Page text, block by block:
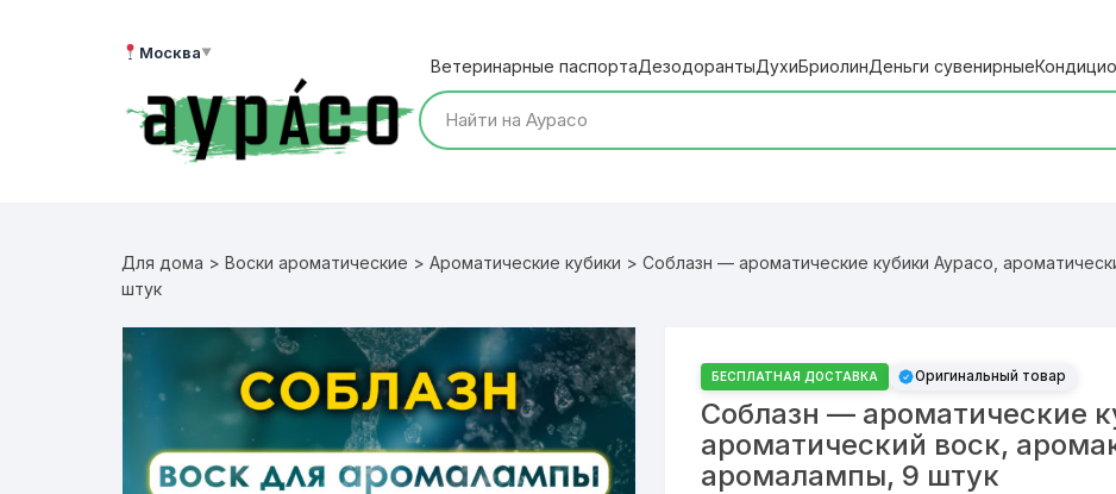
Москва▼
Ветеринарные паспортаДезодорантыДухиБриолинДеньги сувенирные
Для дома > Воски ароматические > Ароматические кубики > Соблазн — ароматические кубики Аурасо,
штук
БЕСПЛАТНАЯ ДОСТАВКА Оригинальный товар
Соблазн — ароматические
ароматический воск,
аромалампы, 9 штук